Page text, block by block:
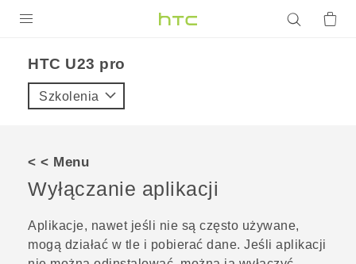
VIVE
POMOC TECHNICZNA
HTC U23 pro‎
Szkolenia
< < Menu
Wyłączanie aplikacji
Aplikacje, nawet jeśli nie są często używane,
mogą działać w tle i pobierać dane. Jeśli aplikacji